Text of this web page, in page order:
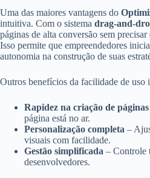
Uma das maiores vantagens do
intuitiva. Com o sistema drag-and-
páginas de alta conversão sem
Isso permite que empreendedores
autonomia na construção de suas
Outros benefícios da facilidade de uso
Rapidez na criação de páginas
página está no ar.
Personalização completa –
visuais com facilidade.
Gestão simplificada – Controle
desenvolvedores.